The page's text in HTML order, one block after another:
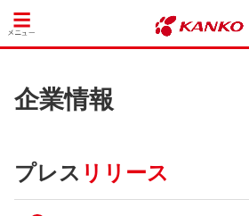
企業情報
プレス リリース